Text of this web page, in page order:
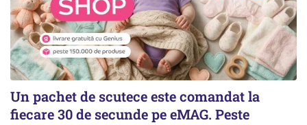
Un pachet de scutece este comandat la
fiecare 30 de secunde pe eMAG. Peste